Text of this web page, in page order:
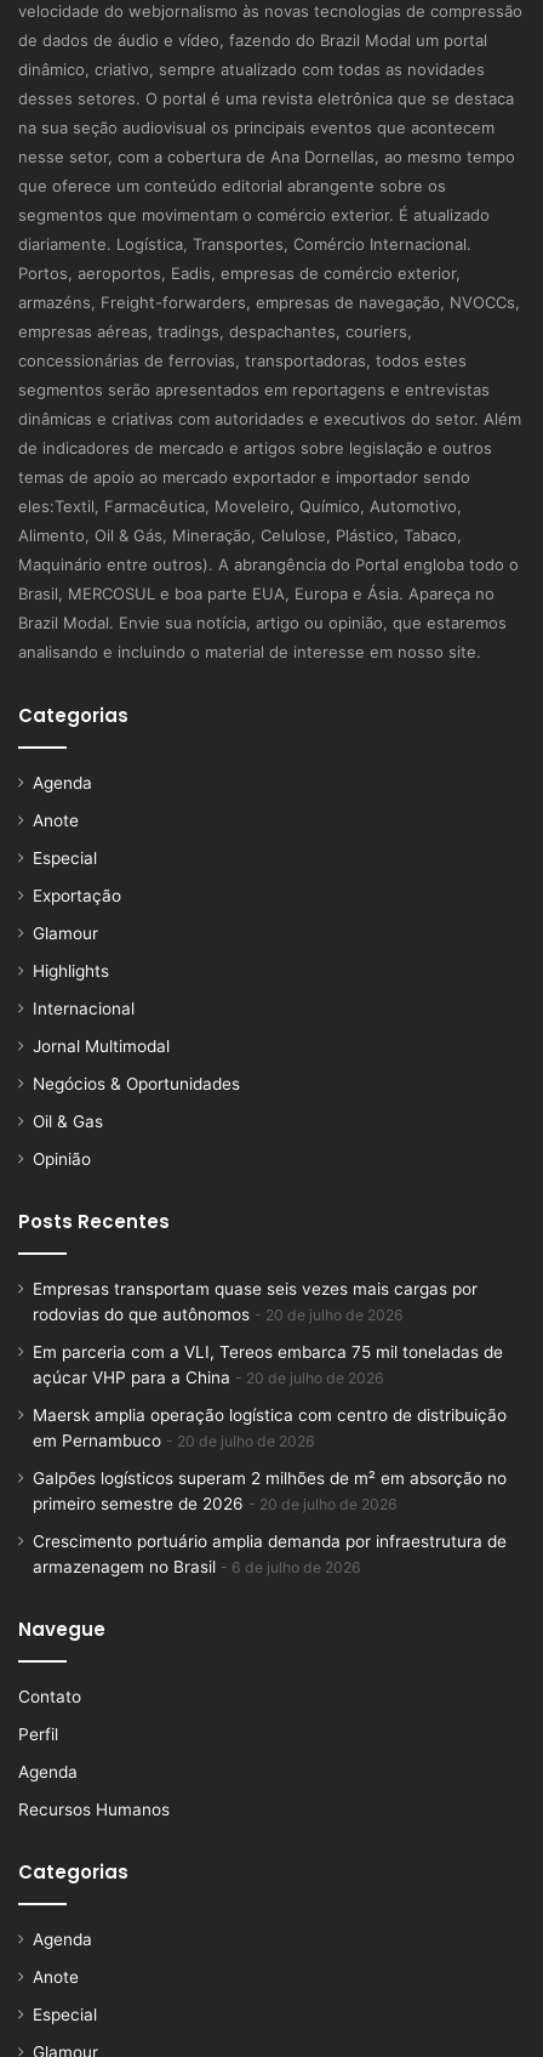
velocidade do webjornalismo às novas tecnologias de compressão
de dados de áudio e vídeo, fazendo do Brazil Modal um portal
dinâmico, criativo, sempre atualizado com todas as novidades
desses setores. O portal é uma revista eletrônica que se destaca
na sua seção audiovisual os principais eventos que acontecem
nesse setor, com a cobertura de Ana Dornellas, ao mesmo tempo
que oferece um conteúdo editorial abrangente sobre os
segmentos que movimentam o comércio exterior. É atualizado
diariamente. Logística, Transportes, Comércio Internacional.
Portos, aeroportos, Eadis, empresas de comércio exterior,
armazéns, Freight-forwarders, empresas de navegação, NVOCCs,
empresas aéreas, tradings, despachantes, couriers,
concessionárias de ferrovias, transportadoras, todos estes
segmentos serão apresentados em reportagens e entrevistas
dinâmicas e criativas com autoridades e executivos do setor. Além
de indicadores de mercado e artigos sobre legislação e outros
temas de apoio ao mercado exportador e importador sendo
eles:Textil, Farmacêutica, Moveleiro, Químico, Automotivo,
Alimento, Oil & Gás, Mineração, Celulose, Plástico, Tabaco,
Maquinário entre outros). A abrangência do Portal engloba todo o
Brasil, MERCOSUL e boa parte EUA, Europa e Ásia. Apareça no
Brazil Modal. Envie sua notícia, artigo ou opinião, que estaremos
analisando e incluindo o material de interesse em nosso site.
Categorias
Agenda
Anote
Especial
Exportação
Glamour
Highlights
Internacional
Jornal Multimodal
Negócios & Oportunidades
Oil & Gas
Opinião
Posts Recentes
Empresas transportam quase seis vezes mais cargas por
rodovias do que autônomos
20 de julho de 2026
Em parceria com a VLI, Tereos embarca 75 mil toneladas de
açúcar VHP para a China
20 de julho de 2026
Maersk amplia operação logística com centro de distribuição
em Pernambuco
20 de julho de 2026
Galpões logísticos superam 2 milhões de m² em absorção no
primeiro semestre de 2026
20 de julho de 2026
Crescimento portuário amplia demanda por infraestrutura de
armazenagem no Brasil
6 de julho de 2026
Navegue
Contato
Perfil
Agenda
Recursos Humanos
Categorias
Agenda
Anote
Especial
Glamour